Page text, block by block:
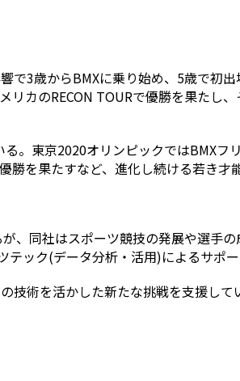
で3歳からBMXに乗り始め、5歳で初
カのRECON TOURで優勝を果たし
。東京2020オリンピックではBMXフ
を果たすなど、進化し続ける若き才
、同社はスポーツ競技の発展や選手
ック(データ分析・活用)によるサポー
技術を活かした新たな挑戦を支援して